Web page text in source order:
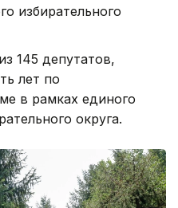
избирательного
145 депутатов,
лет по
в рамках единого
округа.